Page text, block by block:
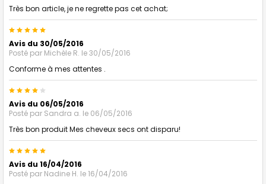
Très bon article, je ne regrette pas cet achat;
5
Avis du 30/05/2016
Posté par Michèle R. le 30/05/2016
Conforme à mes attentes .
Avis du 06/05/2016
Posté par Sandra a. le 06/05/2016
Très bon produit Mes cheveux secs ont disparu!
5
Avis du 16/04/2016
Posté par Nadine H. le 16/04/2016